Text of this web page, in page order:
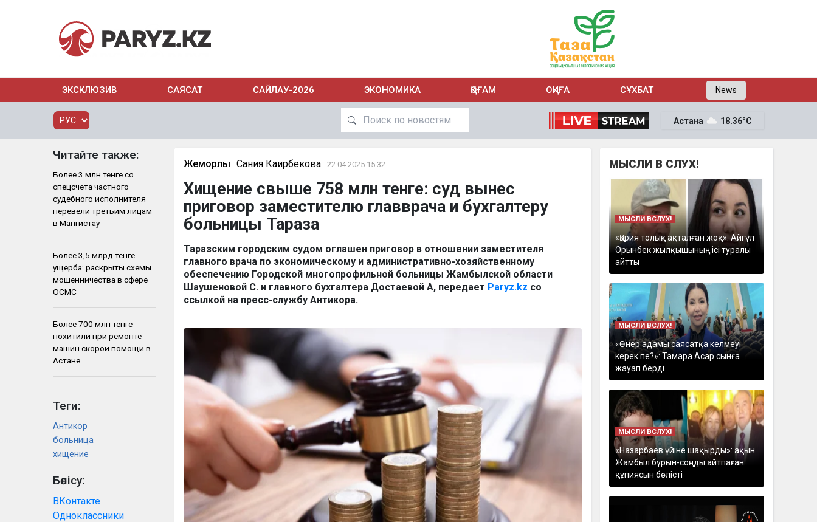
ЭКСКЛЮЗИВ САЯСАТ САЙЛАУ-2026 ЭКОНОМИКА ҚОҒАМ ОҚИҒА СҰХБАТ News
Астана 18.36°C
Читайте также:
Более 3 млн тенге со
спецсчета частного
судебного исполнителя
перевели третьим лицам
в Мангистау
Более 3,5 млрд тенге
ущерба: раскрыты схемы
мошенничества в сфере
ОСМС
Более 700 млн тенге
похитили при ремонте
машин скорой помощи в
Астане
Теги:
Антикор
больница
хищение
Бөлісу:
ВКонтакте
Одноклассники
Жемқорлық Сания Каирбекова 22.04.2025 15:32
Хищение свыше 758 млн тенге: суд вынес
приговор заместителю главврача и бухгалтеру
больницы Тараза
Таразским городским судом оглашен приговор в отношении заместителя
главного врача по экономическому и административно-хозяйственному
обеспечению Городской многопрофильной больницы Жамбылской области
Шаушеновой С. и главного бухгалтера Достаевой А, передает Paryz.kz со
ссылкой на пресс-службу Антикора.
МЫСЛИ В СЛУХ!
МЫСЛИ ВСЛУХ!
«Қария толық ақталған жоқ»: Айгүл
Орынбек жылқышының ісі туралы
айтты
МЫСЛИ ВСЛУХ!
«Өнер адамы саясатқа келмеуі
керек пе?»: Тамара Асар сынға
жауап берді
МЫСЛИ ВСЛУХ!
«Назарбаев үйіне шақырды»: ақын
Жамбыл бұрын-соңды айтпаған
құпиясын бөлісті